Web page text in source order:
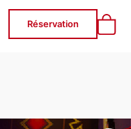
RED CORNER
Réservation